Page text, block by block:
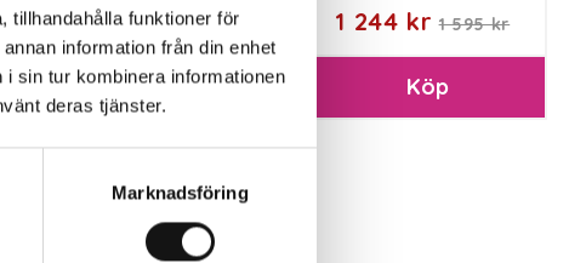
tillhandahålla funktioner för
information från din enhet
sin tur kombinera informationen
deras tjänster.
Marknadsföring
161 kr 199 kr
Köp
1 244 kr 1 595 kr
Köp